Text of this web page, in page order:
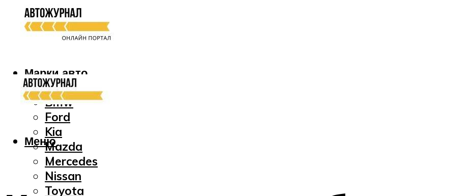
Марки авто
Audi
Bmw
Ford
Kia
Mazda
Mercedes
Nissan
Toyota
Меню